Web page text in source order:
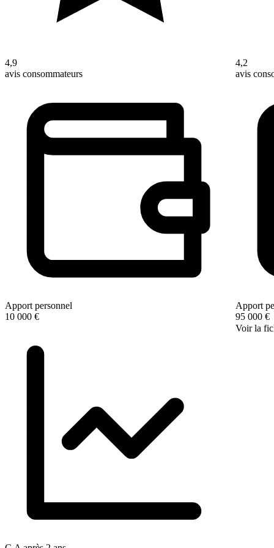
4,9
avis consommateurs
Apport personnel
10 000 €
4,2
avis
Apport
95 000 €
Voir la